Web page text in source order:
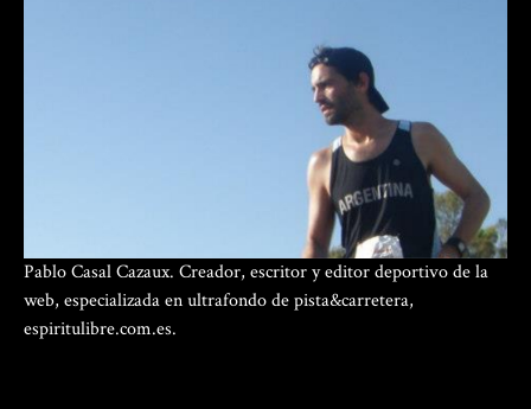
Pablo Casal Cazaux. Creador, escritor y editor deportivo de la
web, especializada en ultrafondo de pista&carretera,
espiritulibre.com.es.